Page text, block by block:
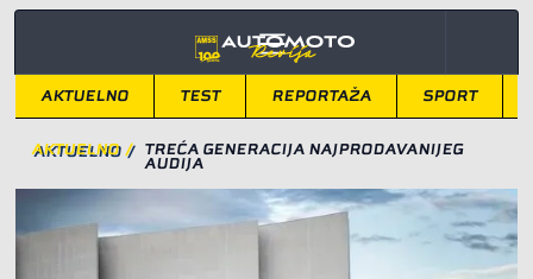
AKTUELNO TEST REPORTAŽA SPORT
AKTUELNO / TREĆA GENERACIJA NAJPRODAVANIJEG
AUDIJA